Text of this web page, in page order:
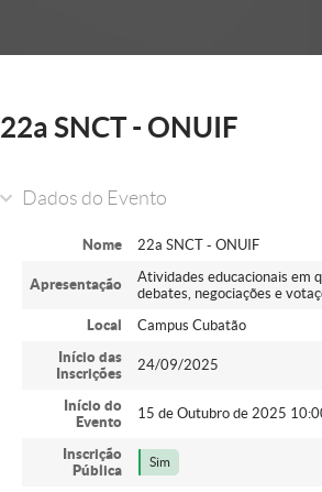
22a SNCT - ONUIF
Dados do Evento
Nome 22a SNCT - ONUIF
Apresentação
Atividades educacionais em
debates, negociações e
Local
Campus Cubatão
Início das
Inscrições
24/09/2025
Início do
Evento
15 de Outubro de 2025
Inscrição
Pública
Sim